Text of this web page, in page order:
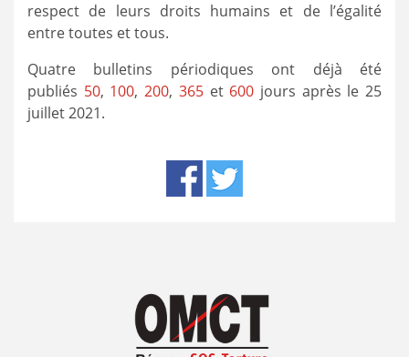
respect de leurs droits humains et de l’égalité
entre toutes et tous.
Quatre bulletins périodiques ont déjà été
publiés 50, 100,200, 365et 600 jours après le 25
juillet 2021.